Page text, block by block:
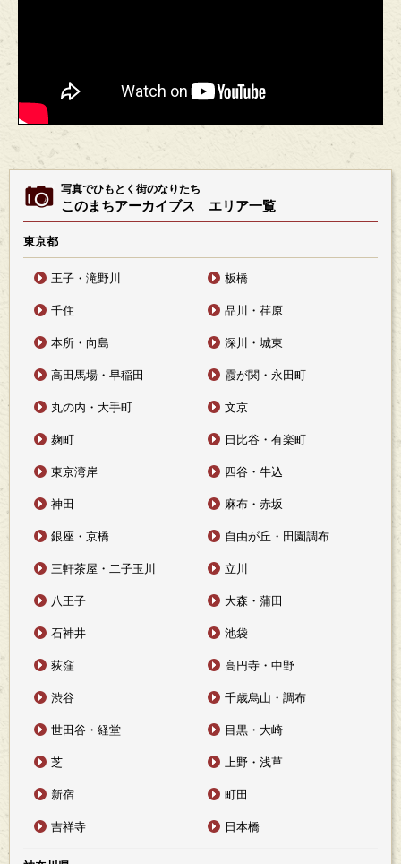
写真でひもとく街のなりたち
このまちアーカイブス エリア一覧
東京都
王子・滝野川 板橋
千住 品川・荏原
本所・向島 深川・城東
高田馬場・早稲田 霞が関・永田町
丸の内・大手町 文京
麹町 日比谷・有楽町
東京湾岸 四谷・牛込
神田 麻布・赤坂
銀座・京橋 自由が丘・田園調布
三軒茶屋・二子玉川 立川
八王子 大森・蒲田
石神井 池袋
荻窪 高円寺・中野
渋谷 千歳烏山・調布
世田谷・経堂 目黒・大崎
芝 上野・浅草
新宿 町田
吉祥寺 日本橋